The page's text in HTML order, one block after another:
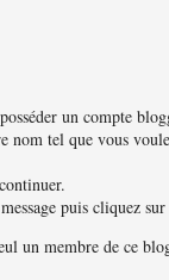
un compte
nom tel que vous
puis cliquez
un membre de ce